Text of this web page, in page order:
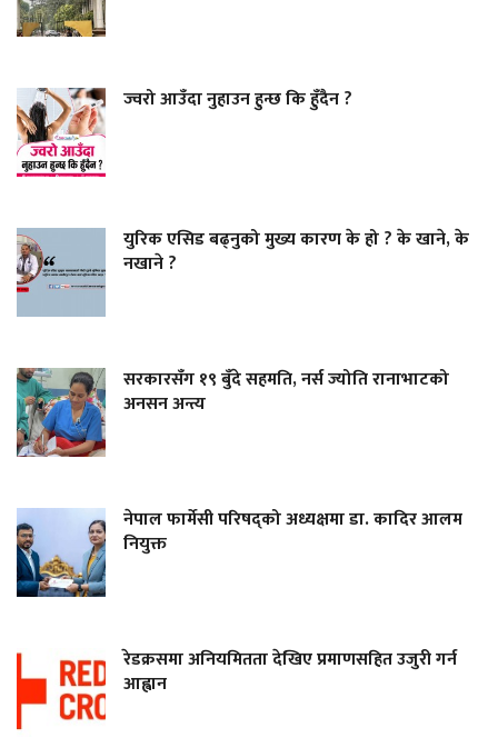
ज्वरो आउँदा नुहाउन हुन्छ कि हुँदैन ?
युरिक एसिड बढ्नुको मुख्य कारण के हो ? के खाने, के
नखाने ?
सरकारसँग १९ बुँदे सहमति, नर्स ज्योति रानाभाटको
अनसन अन्त्य
नेपाल फार्मेसी परिषद्को अध्यक्षमा डा. कादिर आलम
नियुक्त
रेडक्रसमा अनियमितता देखिए प्रमाणसहित उजुरी गर्न
आह्वान